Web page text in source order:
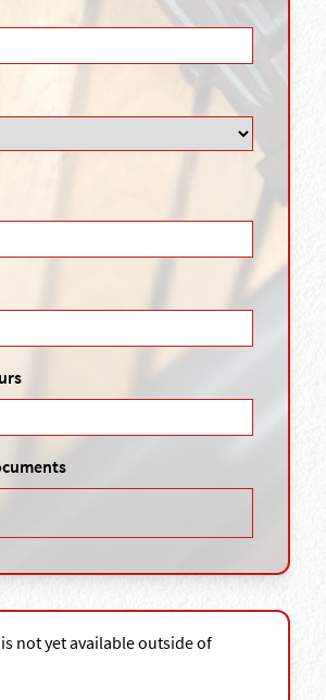
not yet available outside of